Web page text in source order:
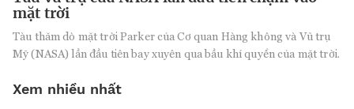
mặt trời
Tàu thăm dò mặt trời Parker của Cơ quan Hàng không và Vũ trụ
Mỹ (NASA) lần đầu tiên bay xuyên qua bầu khí quyển của mặt trời.
Xem nhiều nhất